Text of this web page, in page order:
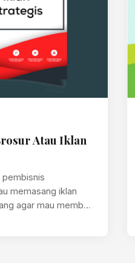
Atau Iklan
pembisnis
memasang iklan
agar mau membeli